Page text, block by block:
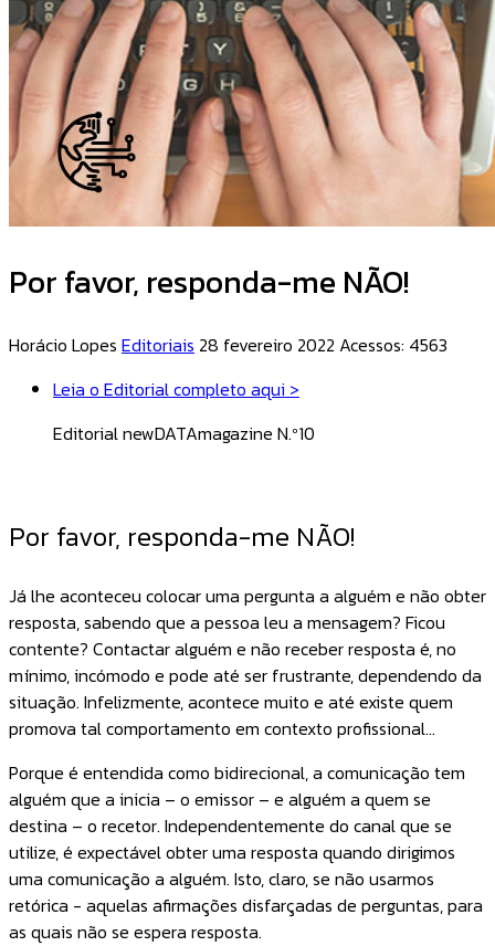
Por favor, responda-me NÃO!
Horácio Lopes Editoriais 28 fevereiro 2022 Acessos: 4563
Leia o Editorial completo aqui >
Editorial newDATAmagazine N.º10
Por favor, responda-me NÃO!
Já lhe aconteceu colocar uma pergunta a alguém e não obter
resposta, sabendo que a pessoa leu a mensagem? Ficou
contente? Contactar alguém e não receber resposta é, no
mínimo, incómodo e pode até ser frustrante, dependendo da
situação. Infelizmente, acontece muito e até existe quem
promova tal comportamento em contexto profissional…
Porque é entendida como bidirecional, a comunicação tem
alguém que a inicia – o emissor – e alguém a quem se
destina – o recetor. Independentemente do canal que se
utilize, é expectável obter uma resposta quando dirigimos
uma comunicação a alguém. Isto, claro, se não usarmos
retórica - aquelas afirmações disfarçadas de perguntas, para
as quais não se espera resposta.